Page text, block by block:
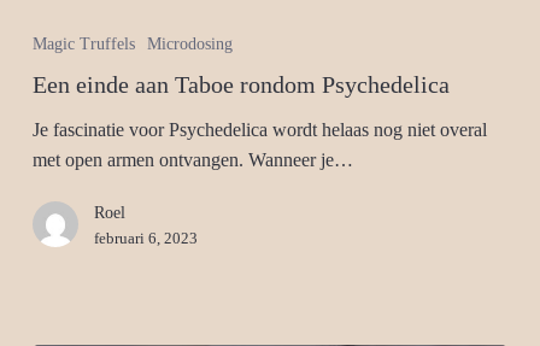
Magic Truffels Microdosing
Een einde aan Taboe rondom Psychedelica
Je fascinatie voor Psychedelica wordt helaas nog niet overal
met open armen ontvangen. Wanneer je…
Roel
februari 6, 2023